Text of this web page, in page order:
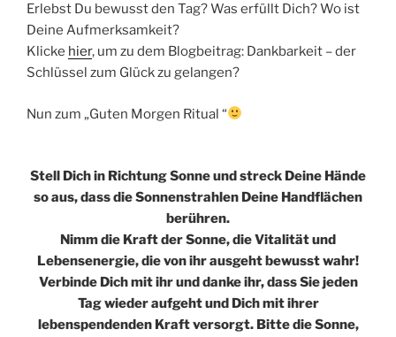
Erlebst Du bewusst den Tag? Was erfüllt Dich? Wo ist
Deine Aufmerksamkeit?
Klicke hier, um zu dem Blogbeitrag: Dankbarkeit – der
Schlüssel zum Glück zu gelangen?
Nun zum „Guten Morgen Ritual “
Stell Dich in Richtung Sonne und streck Deine Hände
so aus, dass die Sonnenstrahlen Deine Handflächen
berühren.
Nimm die Kraft der Sonne, die Vitalität und
Lebensenergie, die von ihr ausgeht bewusst wahr!
Verbinde Dich mit ihr und danke ihr, dass Sie jeden
Tag wieder aufgeht und Dich mit ihrer
lebenspendenden Kraft versorgt. Bitte die Sonne,